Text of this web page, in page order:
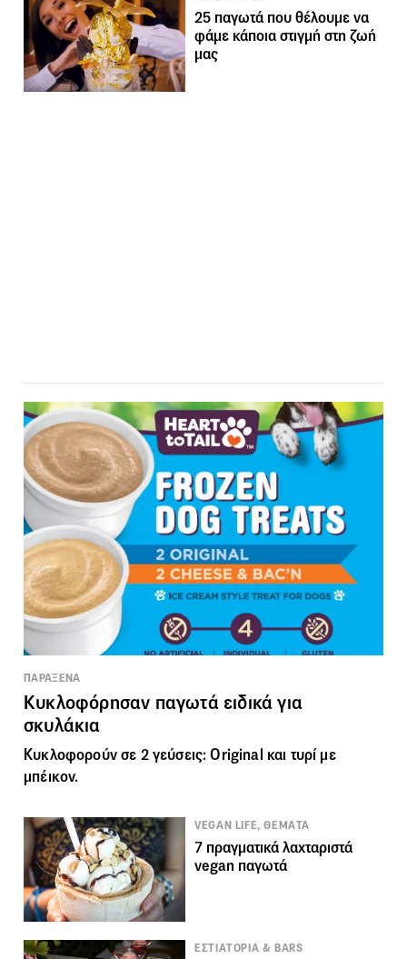
25 παγωτά που θέλουμε να
φάμε κάποια στιγμή στη ζωή
μας
ΠΑΡΑΞΕΝΑ
Κυκλοφόρησαν παγωτά ειδικά για
σκυλάκια
Κυκλοφορούν σε 2 γεύσεις: Original και τυρί με
μπέικον.
VEGAN LIFE, ΘΕΜΑΤΑ
7 πραγματικά λαχταριστά
vegan παγωτά
ΕΣΤΙΑΤΟΡΙΑ & BARS